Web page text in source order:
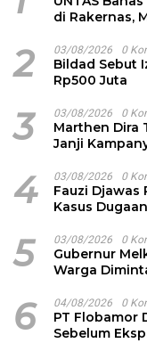
di Rakernas,
2 03/08/2026 0
Bildad Sebut
Rp500 Juta
3 03/08/2026 0
Marthen Dira
Janji
4 03/08/2026 0
Fauzi Djawas
Kasus
5 03/08/2026 0
Gubernur
Warga
6 04/08/2026 0
PT Flobamor
Sebelum